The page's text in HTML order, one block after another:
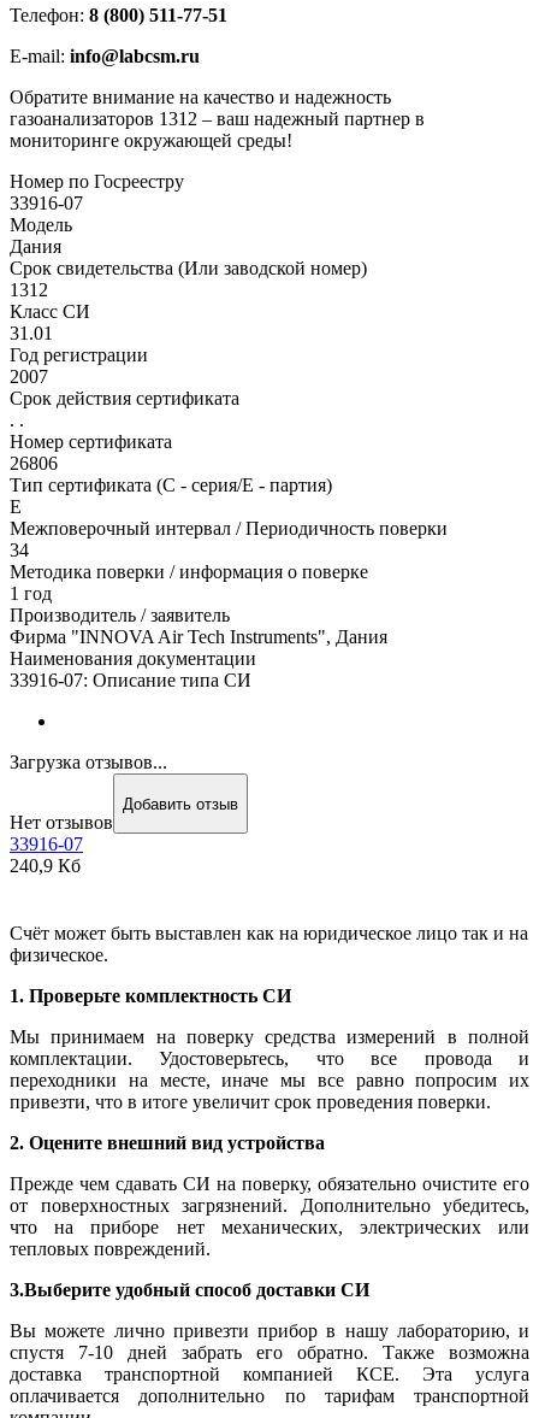
Телефон: 8 (800) 511-77-51
E-mail: info@labcsm.ru
Обратите внимание на качество и надежность
газоанализаторов 1312 – ваш надежный партнер в
мониторинге окружающей среды!
Номер по Госреестру
33916-07
Модель
Дания
Срок свидетельства (Или заводской номер)
1312
Класс СИ
31.01
Год регистрации
2007
Срок действия сертификата
. .
Номер сертификата
26806
Тип сертификата (C - серия/E - партия)
Е
Межповерочный интервал / Периодичность поверки
34
Методика поверки / информация о поверке
1 год
Производитель / заявитель
Фирма "INNOVA Air Tech Instruments", Дания
Наименования документации
33916-07: Описание типа СИ
Загрузка отзывов...
Нет отзывов
Добавить отзыв
33916-07
240,9 Кб
Счёт может быть выставлен как на юридическое лицо так и на
физическое.
1. Проверьте комплектность СИ
Мы принимаем на поверку средства измерений в полной
комплектации. Удостоверьтесь, что все провода и
переходники на месте, иначе мы все равно попросим их
привезти, что в итоге увеличит срок проведения поверки.
2. Оцените внешний вид устройства
Прежде чем сдавать СИ на поверку, обязательно очистите его
от поверхностных загрязнений. Дополнительно убедитесь,
что на приборе нет механических, электрических или
тепловых повреждений.
3.Выберите удобный способ доставки СИ
Вы можете лично привезти прибор в нашу лабораторию, и
спустя 7-10 дней забрать его обратно. Также возможна
доставка транспортной компанией КСЕ. Эта услуга
оплачивается дополнительно по тарифам транспортной